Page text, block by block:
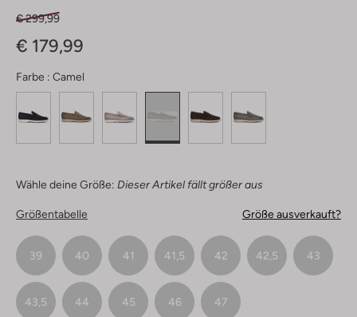
€ 299,99
€ 179,99
Farbe : Camel
Wähle deine Größe: Dieser Artikel fällt größer aus
Größentabelle Größe ausverkauft?
39 40 41 41,5 42 42,5 43
43,5 44 45 46 47